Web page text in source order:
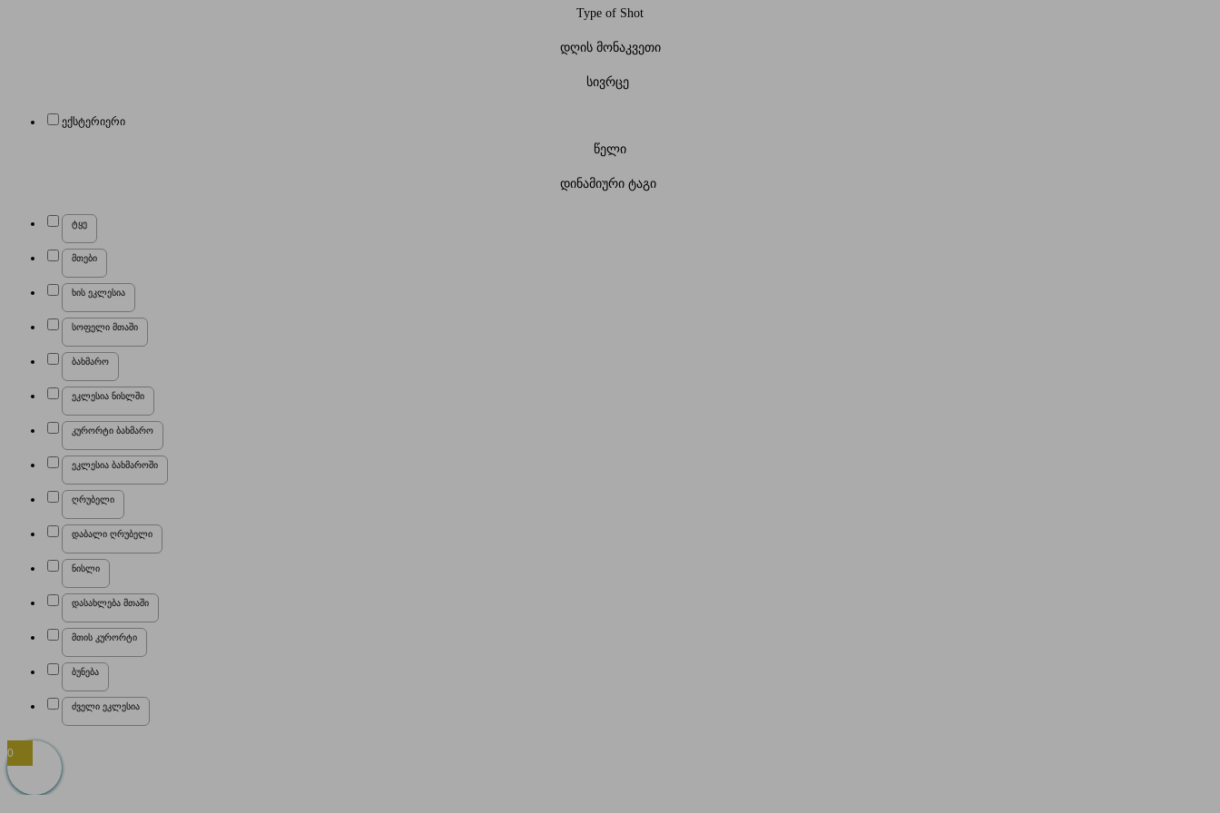
Type of Shot
დღის მონაკვეთი
სივრცე
ექსტერიერი
წელი
დინამიური ტაგი
ტყე
მთები
ხის ეკლესია
სოფელი მთაში
ბახმარო
ეკლესია ნისლში
კურორტი ბახმარო
ეკლესია ბახმაროში
ღრუბელი
დაბალი ღრუბელი
ნისლი
დასახლება მთაში
მთის კურორტი
ბუნება
ძველი ეკლესია
0